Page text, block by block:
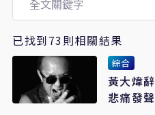
已找到73則相關結果
綜合
黃大煒
悲痛發